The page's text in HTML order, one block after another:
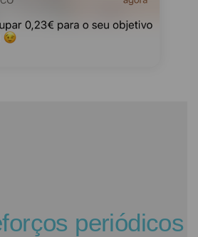
periódicos